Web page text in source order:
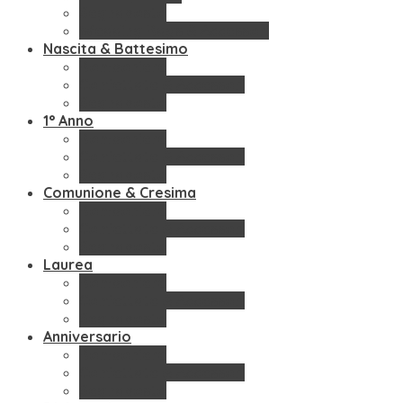
Nascita & Battesimo
1° Anno
Comunione & Cresima
Laurea
Anniversario